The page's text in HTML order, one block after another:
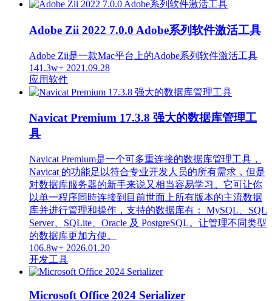
Adobe Zii 2022 7.0.0 Adobe系列软件激活工具
Adobe Zii是一款Mac平台上的Adobe系列软件激活工具
141.3w+ 2021.09.28
应用软件
Navicat Premium 17.3.8 强大的数据库管理工
具
Navicat Premium是一个可多重连接的数据库管理工具，
Navicat 的功能足以符合专业开发人员的所有需求，但是
对数据库服务器的新手来说又相当容易学习。它可让你
以单一程序同時连接到目前世面上所有版本的主流数据
库并进行管理和操作，支持的数据库有： MySQL、SQL
Server、SQLite、Oracle 及 PostgreSQL。让管理不同类型
的数据库更加方便。
106.8w+ 2026.01.20
开发工具
Microsoft Office 2024 Serializer